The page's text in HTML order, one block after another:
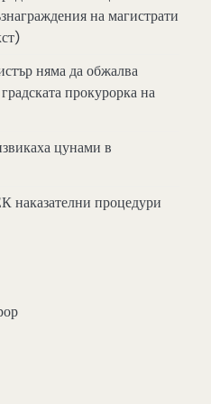
на магистрати
няма да обжалва
прокурорка на
цунами в
наказателни процедури